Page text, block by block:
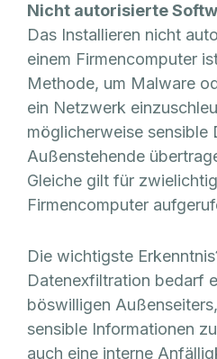
Nicht autorisierte
Das Installieren nicht
einem Firmencomputer
Methode, um Malware
ein Netzwerk
möglicherweise sensible
Außenstehende
Gleiche gilt für
Firmencomputer
Die wichtigste
Datenexfiltration bedarf
böswilligen
sensible Informationen
auch eine interne